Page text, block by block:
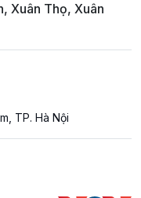
Xuân Thọ, Xuân
TP. Hà Nội